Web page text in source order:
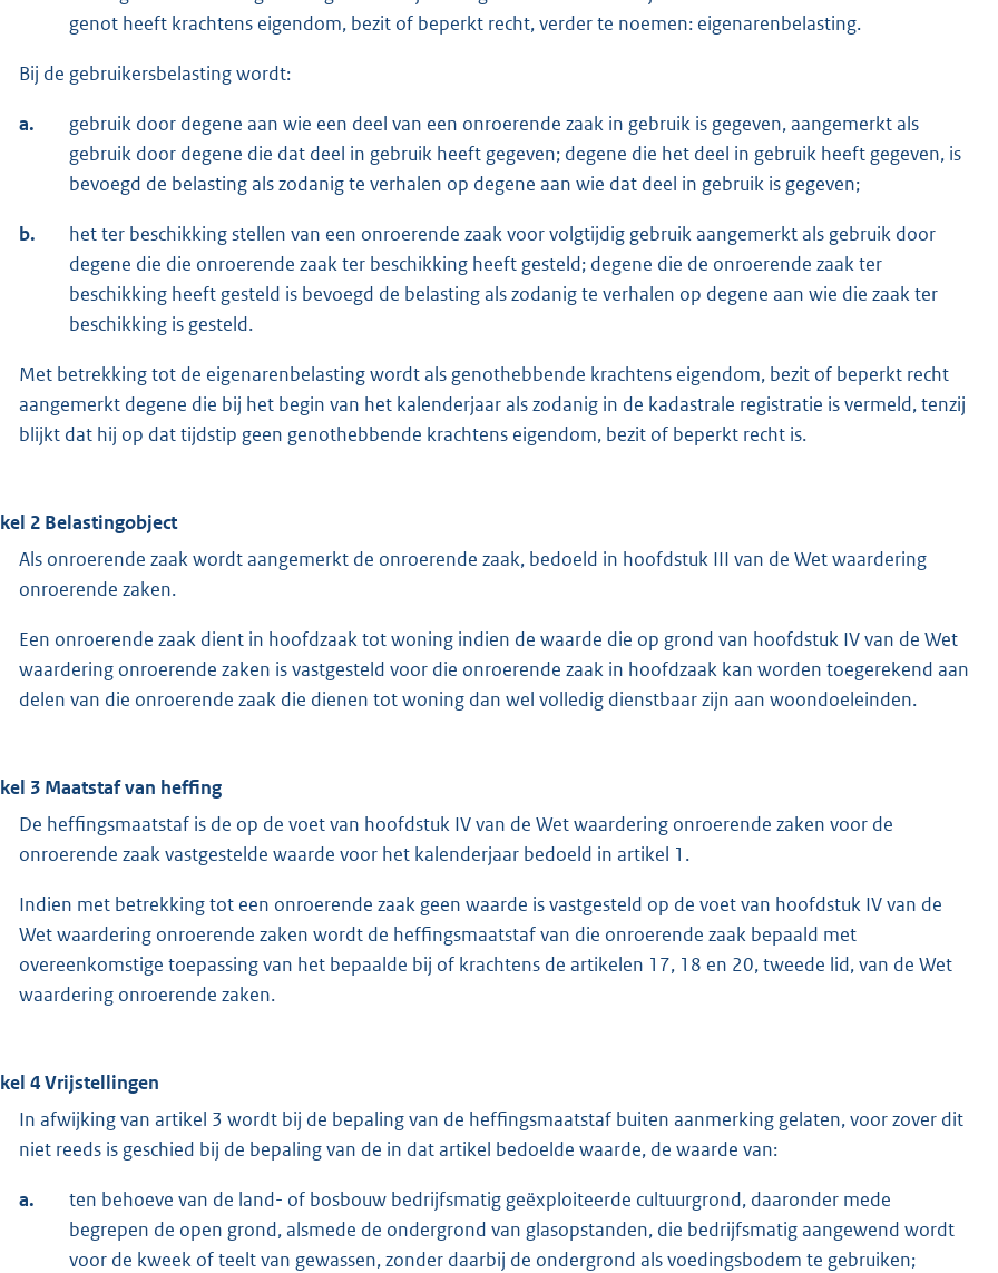
genot heeft krachtens eigendom, bezit of beperkt recht, verder te noemen: eigenarenbelasting.
Bij de gebruikersbelasting wordt:
a.
gebruik door degene aan wie een deel van een onroerende zaak in gebruik is gegeven, aangemerkt als
gebruik door degene die dat deel in gebruik heeft gegeven; degene die het deel in gebruik heeft gegeven, is
bevoegd de belasting als zodanig te verhalen op degene aan wie dat deel in gebruik is gegeven;
b.
het ter beschikking stellen van een onroerende zaak voor volgtijdig gebruik aangemerkt als gebruik door
degene die die onroerende zaak ter beschikking heeft gesteld; degene die de onroerende zaak ter
beschikking heeft gesteld is bevoegd de belasting als zodanig te verhalen op degene aan wie die zaak ter
beschikking is gesteld.
Met betrekking tot de eigenarenbelasting wordt als genothebbende krachtens eigendom, bezit of beperkt recht
aangemerkt degene die bij het begin van het kalenderjaar als zodanig in de kadastrale registratie is vermeld, tenzij
blijkt dat hij op dat tijdstip geen genothebbende krachtens eigendom, bezit of beperkt recht is.
2 Belastingobject
Als onroerende zaak wordt aangemerkt de onroerende zaak, bedoeld in hoofdstuk III van de Wet waardering
onroerende zaken.
Een onroerende zaak dient in hoofdzaak tot woning indien de waarde die op grond van hoofdstuk IV van de Wet
waardering onroerende zaken is vastgesteld voor die onroerende zaak in hoofdzaak kan worden toegerekend aan
delen van die onroerende zaak die dienen tot woning dan wel volledig dienstbaar zijn aan woondoeleinden.
3 Maatstaf van heffing
De heffingsmaatstaf is de op de voet van hoofdstuk IV van de Wet waardering onroerende zaken voor de
onroerende zaak vastgestelde waarde voor het kalenderjaar bedoeld in artikel 1.
Indien met betrekking tot een onroerende zaak geen waarde is vastgesteld op de voet van hoofdstuk IV van de
Wet waardering onroerende zaken wordt de heffingsmaatstaf van die onroerende zaak bepaald met
overeenkomstige toepassing van het bepaalde bij of krachtens de artikelen 17, 18 en 20, tweede lid, van de Wet
waardering onroerende zaken.
4 Vrijstellingen
In afwijking van artikel 3 wordt bij de bepaling van de heffingsmaatstaf buiten aanmerking gelaten, voor zover dit
niet reeds is geschied bij de bepaling van de in dat artikel bedoelde waarde, de waarde van:
a.
ten behoeve van de land- of bosbouw bedrijfsmatig geëxploiteerde cultuurgrond, daaronder mede
begrepen de open grond, alsmede de ondergrond van glasopstanden, die bedrijfsmatig aangewend wordt
voor de kweek of teelt van gewassen, zonder daarbij de ondergrond als voedingsbodem te gebruiken;